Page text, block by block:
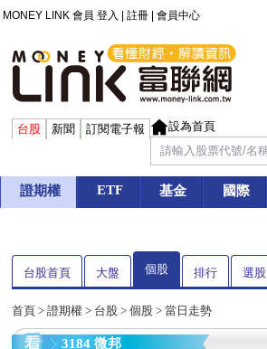
MONEY LINK 會員 登入 註冊 會員中心
台股 新聞 訂閱電子報 設為首頁
證期權 ETF 基金 國際
台股首頁 大盤 個股 排行 選股
首頁 > 證期權 > 台股 > 個股 > 當日走勢
3184 微邦